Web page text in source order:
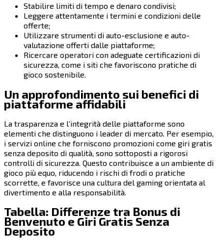
Stabilire limiti di tempo e denaro condivisi;
Leggere attentamente i termini e condizioni delle
offerte;
Utilizzare strumenti di auto-esclusione e auto-
valutazione offerti dalle piattaforme;
Ricercare operatori con adeguate certificazioni di
sicurezza, come i siti che favoriscono pratiche di
gioco sostenibile.
Un approfondimento sui benefici di
piattaforme affidabili
La trasparenza e l’integrità delle piattaforme sono
elementi che distinguono i leader di mercato. Per esempio,
i servizi online che forniscono promozioni come giri gratis
senza deposito di qualità, sono sottoposti a rigorosi
controlli di sicurezza. Questo contribuisce a un ambiente di
gioco più equo, riducendo i rischi di frodi o pratiche
scorrette, e favorisce una cultura del gaming orientata al
divertimento e alla responsabilità.
Tabella: Differenze tra Bonus di
Benvenuto e Giri Gratis Senza
Deposito